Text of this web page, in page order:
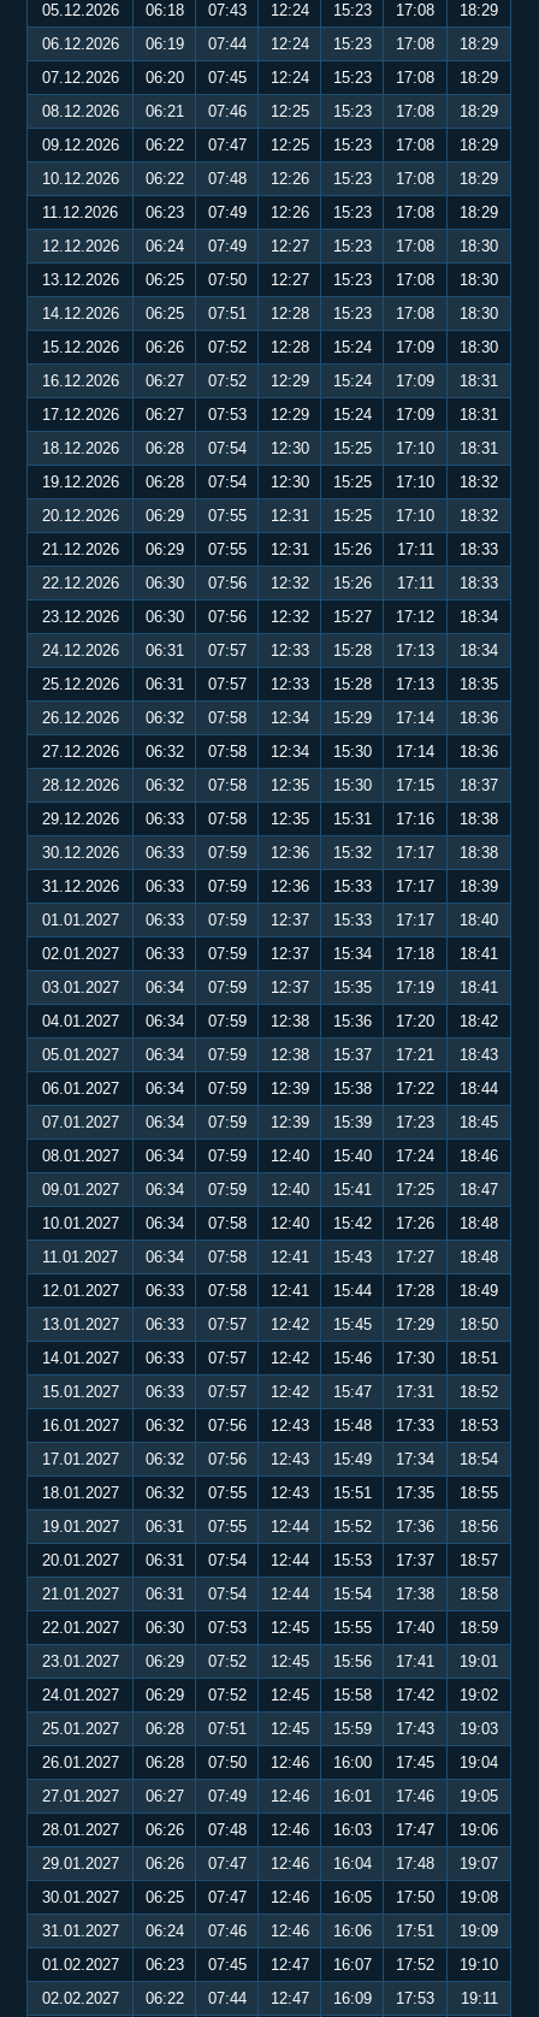
05.12.2026 06:18 07:43 12:24 15:23 17:08
18:29
06.12.2026
06:19 07:44 12:24 15:23 17:08
18:29
07.12.2026
06:20 07:45 12:24 15:23 17:08
18:29
08.12.2026
06:21 07:46 12:25 15:23 17:08
18:29
09.12.2026
06:22 07:47 12:25 15:23 17:08
18:29
10.12.2026
06:22 07:48 12:26 15:23 17:08
18:29
11.12.2026
06:23 07:49 12:26 15:23 17:08
18:29
12.12.2026
06:24 07:49 12:27 15:23 17:08
18:30
13.12.2026
06:25 07:50 12:27 15:23 17:08
18:30
14.12.2026
06:25 07:51 12:28 15:23 17:08
18:30
15.12.2026
06:26 07:52 12:28 15:24 17:09
18:30
16.12.2026
06:27 07:52 12:29 15:24 17:09
18:31
17.12.2026
06:27 07:53 12:29 15:24 17:09
18:31
18.12.2026
06:28 07:54 12:30 15:25 17:10
18:31
19.12.2026
06:28 07:54 12:30 15:25 17:10
18:32
20.12.2026
06:29 07:55 12:31 15:25 17:10
18:32
21.12.2026
06:29 07:55 12:31 15:26 17:11
18:33
22.12.2026
06:30 07:56 12:32 15:26 17:11
18:33
23.12.2026
06:30 07:56 12:32 15:27 17:12
18:34
24.12.2026
06:31 07:57 12:33 15:28 17:13
18:34
25.12.2026
06:31 07:57 12:33 15:28 17:13
18:35
26.12.2026
06:32 07:58 12:34 15:29 17:14
18:36
27.12.2026
06:32 07:58 12:34 15:30 17:14
18:36
28.12.2026
06:32 07:58 12:35 15:30 17:15
18:37
29.12.2026
06:33 07:58 12:35 15:31 17:16
18:38
30.12.2026
06:33 07:59 12:36 15:32 17:17
18:38
31.12.2026
06:33 07:59 12:36 15:33 17:17
18:39
01.01.2027
06:33 07:59 12:37 15:33 17:17
18:40
02.01.2027
06:33 07:59 12:37 15:34 17:18
18:41
03.01.2027
06:34 07:59 12:37 15:35 17:19
18:41
04.01.2027
06:34 07:59 12:38 15:36 17:20
18:42
05.01.2027
06:34 07:59 12:38 15:37 17:21
18:43
06.01.2027
06:34 07:59 12:39 15:38 17:22
18:44
07.01.2027
06:34 07:59 12:39 15:39 17:23
18:45
08.01.2027
06:34 07:59 12:40 15:40 17:24
18:46
09.01.2027
06:34 07:59 12:40 15:41 17:25
18:47
10.01.2027
06:34 07:58 12:40 15:42 17:26
18:48
11.01.2027
06:34 07:58 12:41 15:43 17:27
18:48
12.01.2027
06:33 07:58 12:41 15:44 17:28
18:49
13.01.2027
06:33 07:57 12:42 15:45 17:29
18:50
14.01.2027
06:33 07:57 12:42 15:46 17:30
18:51
15.01.2027
06:33 07:57 12:42 15:47 17:31
18:52
16.01.2027
06:32 07:56 12:43 15:48 17:33
18:53
17.01.2027
06:32 07:56 12:43 15:49 17:34
18:54
18.01.2027
06:32 07:55 12:43 15:51 17:35
18:55
19.01.2027
06:31 07:55 12:44 15:52 17:36
18:56
20.01.2027
06:31 07:54 12:44 15:53 17:37
18:57
21.01.2027
06:31 07:54 12:44 15:54 17:38
18:58
22.01.2027
06:30 07:53 12:45 15:55 17:40
18:59
23.01.2027
06:29 07:52 12:45 15:56 17:41
19:01
24.01.2027
06:29 07:52 12:45 15:58 17:42
19:02
25.01.2027
06:28 07:51 12:45 15:59 17:43
19:03
26.01.2027
06:28 07:50 12:46 16:00 17:45
19:04
27.01.2027
06:27 07:49 12:46 16:01 17:46
19:05
28.01.2027
06:26 07:48 12:46 16:03 17:47
19:06
29.01.2027
06:26 07:47 12:46 16:04 17:48
19:07
30.01.2027
06:25 07:47 12:46 16:05 17:50
19:08
31.01.2027
06:24 07:46 12:46 16:06 17:51
19:09
01.02.2027
06:23 07:45 12:47 16:07 17:52
19:10
02.02.2027
06:22 07:44 12:47 16:09 17:53
19:11